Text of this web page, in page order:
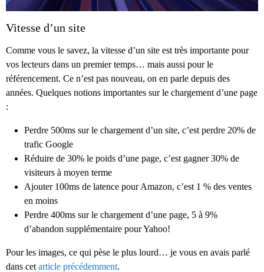
Vitesse d’un site
Comme vous le savez, la vitesse d’un site est très importante pour
vos lecteurs dans un premier temps… mais aussi pour le
référencement. Ce n’est pas nouveau, on en parle depuis des
années. Quelques notions importantes sur le chargement d’une page
:
Perdre 500ms sur le chargement d’un site, c’est perdre 20% de
trafic Google
Réduire de 30% le poids d’une page, c’est gagner 30% de
visiteurs à moyen terme
Ajouter 100ms de latence pour Amazon, c’est 1 % des ventes
en moins
Perdre 400ms sur le chargement d’une page, 5 à 9%
d’abandon supplémentaire pour Yahoo!
Pour les images, ce qui pèse le plus lourd… je vous en avais parlé
dans cet article précédemment.